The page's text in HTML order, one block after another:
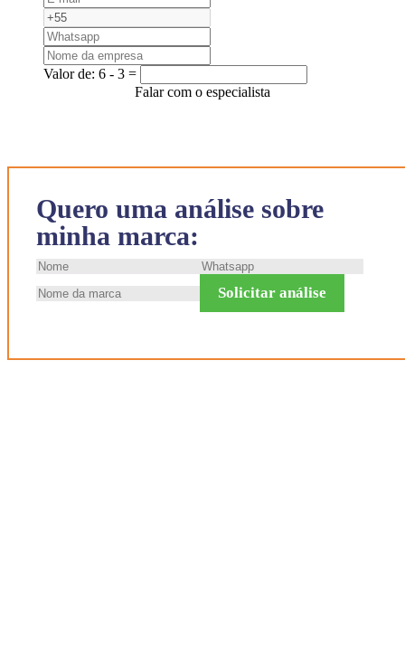
Quero uma análise sobre
minha marca:
Solicitar análise
Valor de: 6 - 3 =
Falar com o especialista